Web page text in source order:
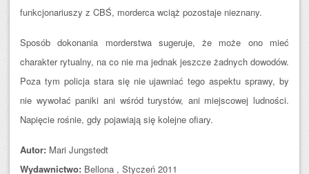
funkcjonariuszy z CBŚ, morderca wciąż pozostaje nieznany.
Sposób dokonania morderstwa sugeruje, że może ono mieć
charakter rytualny, na co nie ma jednak jeszcze żadnych dowodów.
Poza tym policja stara się nie ujawniać tego aspektu sprawy, by
nie wywołać paniki ani wśród turystów, ani miejscowej ludności.
Napięcie rośnie, gdy pojawiają się kolejne ofiary.
Autor: Mari Jungstedt
Wydawnictwo: Bellona , Styczeń 2011